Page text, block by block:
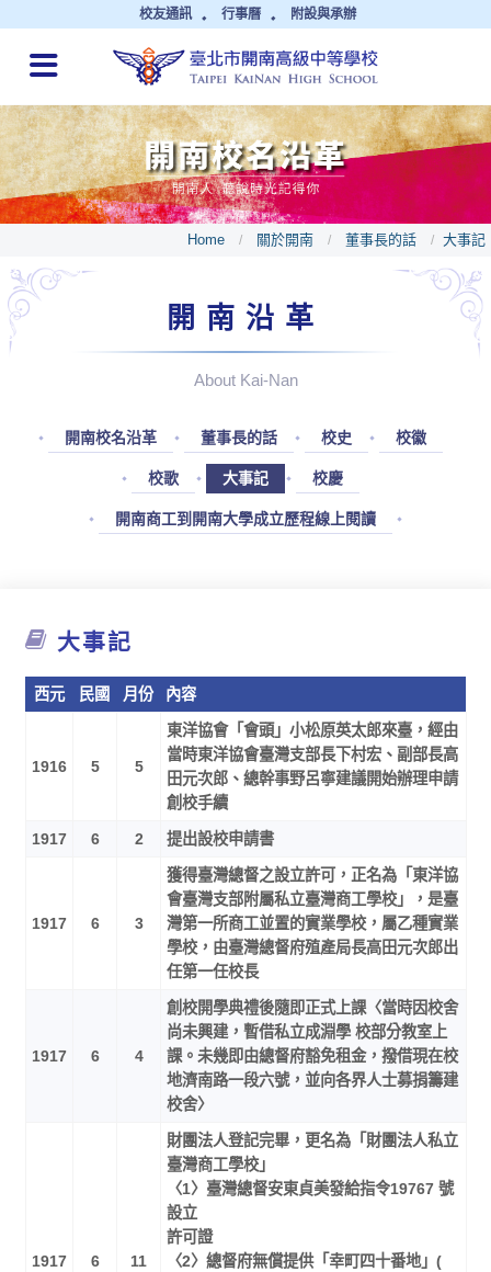
校友通訊 行事曆 附設與承辦
QUICK LINKS
Home / 關於開南 / 董事長的話 / 大事記
開南沿革
About Kai-Nan
開南校名沿革 董事長的話 校史 校徽
校歌 大事記 校慶
開南商工到開南大學成立歷程線上閱讀
大事記
西元 民國 月份 內容
1916 5 5
東洋協會「會頭」小松原英太郎來臺，經由
當時東洋協會臺灣支部長下村宏、副部長高
田元次郎、總幹事野呂寧建議開始辦理申請
創校手續
1917 6 2 提出設校申請書
1917 6 3
獲得臺灣總督之設立許可，正名為「東洋協
會臺灣支部附屬私立臺灣商工學校」，是臺
灣第一所商工並置的實業學校，屬乙種實業
學校，由臺灣總督府殖產局長高田元次郎出
任第一任校長
1917 6 4
創校開學典禮後隨即正式上課〈當時因校舍
尚未興建，暫借私立成淵學 校部分教室上
課。未幾即由總督府豁免租金，撥借現在校
地濟南路一段六號，並向各界人士募捐籌建
校舍〉
1917 6 11
財團法人登記完畢，更名為「財團法人私立
臺灣商工學校」
〈1〉臺灣總督安東貞美發給指令19767 號
設立
許可證
〈2〉總督府無償提供「幸町四十番地」(